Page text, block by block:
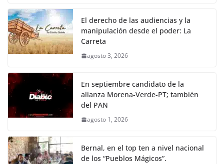
El derecho de las audiencias y la
manipulación desde el poder: La
Carreta
agosto 3, 2026
En septiembre candidato de la
alianza Morena-Verde-PT; también
del PAN
agosto 1, 2026
Bernal, en el top ten a nivel nacional
de los “Pueblos Mágicos”.